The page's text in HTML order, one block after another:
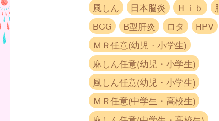
風しん
日本脳炎 Ｈｉｂ
BCG
B型肝炎 ロタ
HPV
ＭＲ任意(幼児・小学生)
麻しん任意(幼児・小学生)
風しん任意(幼児・小学生)
ＭＲ任意(中学生・高校生)